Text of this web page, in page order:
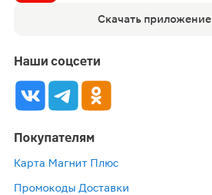
Скачать приложение
Наши соцсети
Покупателям
Карта Магнит Плюс
Промокоды Доставки